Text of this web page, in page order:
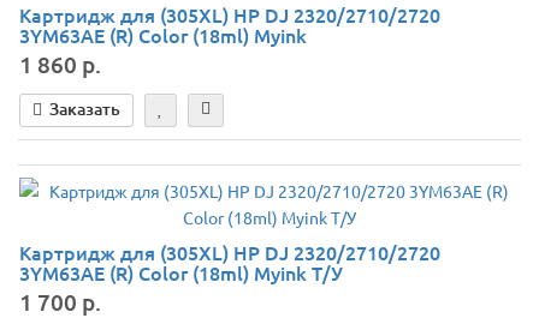
Картридж для (305XL) HP DJ 2320/2710/2720
3YM63AE (R) Color (18ml) Myink
1 860 р.
Заказать
Картридж для (305XL) HP DJ 2320/2710/2720
3YM63AE (R) Color (18ml) Myink Т/У
1 700 р.